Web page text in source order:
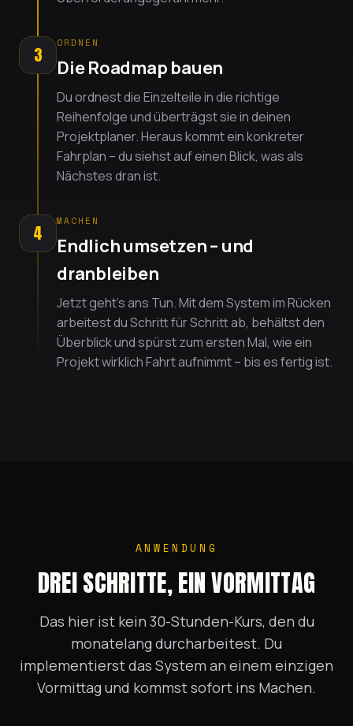
3 ORDNEN
Die Roadmap bauen
Du ordnest die Einzelteile in die richtige
Reihenfolge und überträgst sie in deinen
Projektplaner. Heraus kommt ein konkreter
Fahrplan – du siehst auf einen Blick, was als
Nächstes dran ist.
4 MACHEN
Endlich umsetzen – und
dranbleiben
Jetzt geht's ans Tun. Mit dem System im Rücken
arbeitest du Schritt für Schritt ab, behältst den
Überblick und spürst zum ersten Mal, wie ein
Projekt wirklich Fahrt aufnimmt – bis es fertig ist.
ANWENDUNG
DREI SCHRITTE, EIN VORMITTAG
Das hier ist kein 30-Stunden-Kurs, den du
monatelang durcharbeitest. Du
implementierst das System an einem einzigen
Vormittag und kommst sofort ins Machen.